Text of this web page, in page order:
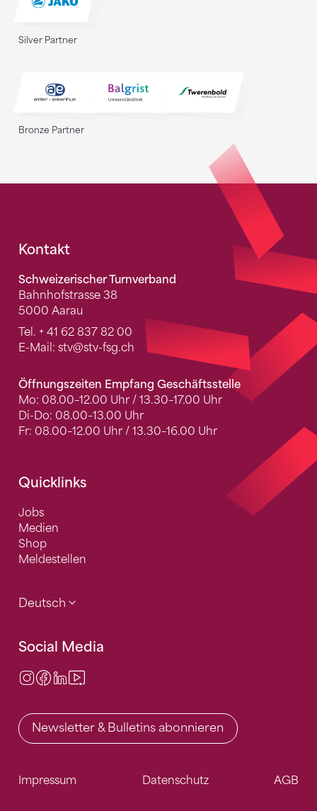
Silver Partner
Bronze Partner
Fusszeile
Kontakt
Schweizerischer Turnverband
Bahnhofstrasse 38
5000 Aarau
Tel. + 41 62 837 82 00
E-Mail: stv@stv-fsg.ch
Öffnungszeiten Empfang Geschäftsstelle
Mo: 08.00–12.00 Uhr / 13.30–17.00 Uhr
Di-Do: 08.00–13.00 Uhr
Fr: 08.00–12.00 Uhr / 13.30–16.00 Uhr
Quicklinks
Jobs
Medien
Shop
Meldestellen
Deutsch
Social Media
Instagram
Facebook
LinkedIn
Newsletter & Bulletins abonnieren
Impressum Datenschutz AGB